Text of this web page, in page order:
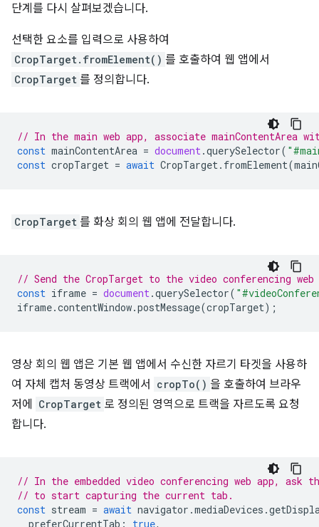
단계를 다시 살펴보겠습니다.
선택한 요소를 입력으로 사용하여
CropTarget.fromElement() 를 호출하여 웹 앱에서
CropTarget 를 정의합니다.
// In the main web app, associate mainContentArea
const mainContentArea = document .querySelector(
const cropTarget = await CropTarget . fromElement(
CropTarget 를 화상 회의 웹 앱에 전달합니다.
// Send the CropTarget to the video conferencing web
const iframe = document .querySelector(
iframe.contentWindow.postMessage(cropTarget);
영상 회의 웹 앱은 기본 웹 앱에서 수신한 자르기 타겟을 사용하
여 자체 캡처 동영상 트랙에서
cropTo() 을 호출하여 브라우
저에
CropTarget 로 정의된 영역으로 트랙을 자르도록 요청
합니다.
// In the embedded video conferencing web app, ask
// to start capturing the current tab.
const stream = await navigator .mediaDevices .
preferCurrentTab : true,